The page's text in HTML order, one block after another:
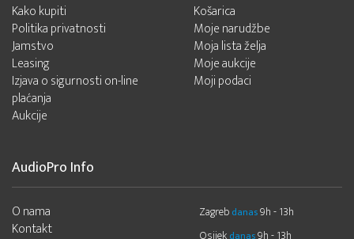
Kako kupiti
Politika privatnosti
Jamstvo
Leasing
Izjava o sigurnosti on-line
plaćanja
Aukcije
Košarica
Moje narudžbe
Moja lista želja
Moje aukcije
Moji podaci
AudioPro Info
O nama
Kontakt
Zagreb danas9h - 13h
danas